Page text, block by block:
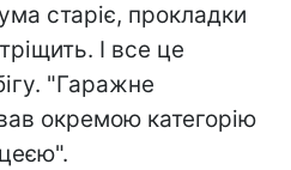
старіє, прокладки
І все це
"Гаражне
окремою категорію